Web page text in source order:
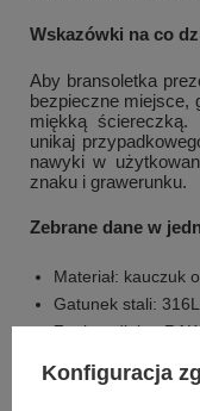
Wskazówki na co
Aby bransoletka
bezpieczne miejsce,
miękką ściereczką.
unikaj
nawyki w
znaku i grawerunku.
Zebrane dane w
Materiał: kauczuk
Gatunek stali: 316L
Znak zodiaku: RAK
Obwód po zapięciu
Konfiguracja